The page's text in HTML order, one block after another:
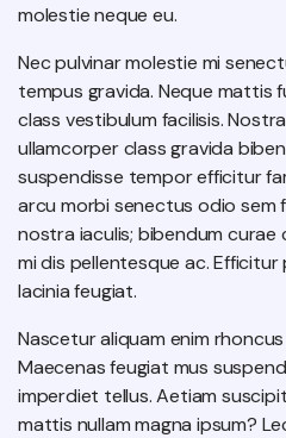
molestie neque eu.
Nec pulvinar molestie mi
tempus gravida. Neque mattis
class vestibulum facilisis.
ullamcorper class gravida
suspendisse tempor efficitur
arcu morbi senectus odio sem
nostra iaculis; bibendum curae
mi dis pellentesque ac.
lacinia feugiat.
Nascetur aliquam enim
Maecenas feugiat mus
imperdiet tellus. Aetiam
mattis nullam magna ipsum?